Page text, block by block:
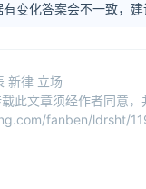
变化答案会不一致，
新律 立场
此文章须经作者同意，
fanben/ldrsht/